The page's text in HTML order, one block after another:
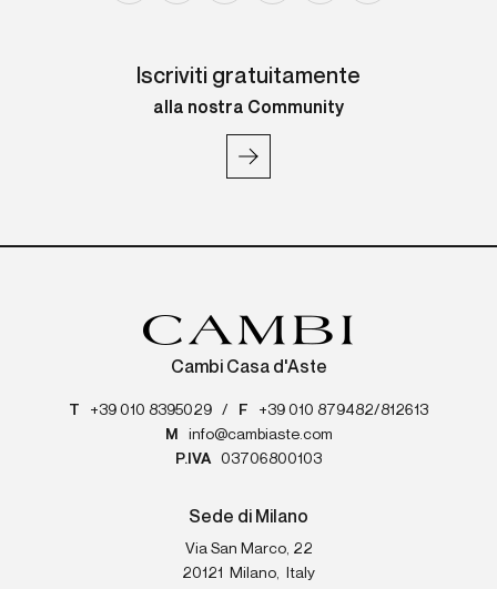
Iscriviti gratuitamente
alla nostra Community
Cambi Casa d'Aste
T +39 010 8395029 / F
+39 010 879482/812613
M
info@cambiaste.com
P.IVA
03706800103
Sede di Milano
Via San Marco, 22
20121
Milano,
Italy